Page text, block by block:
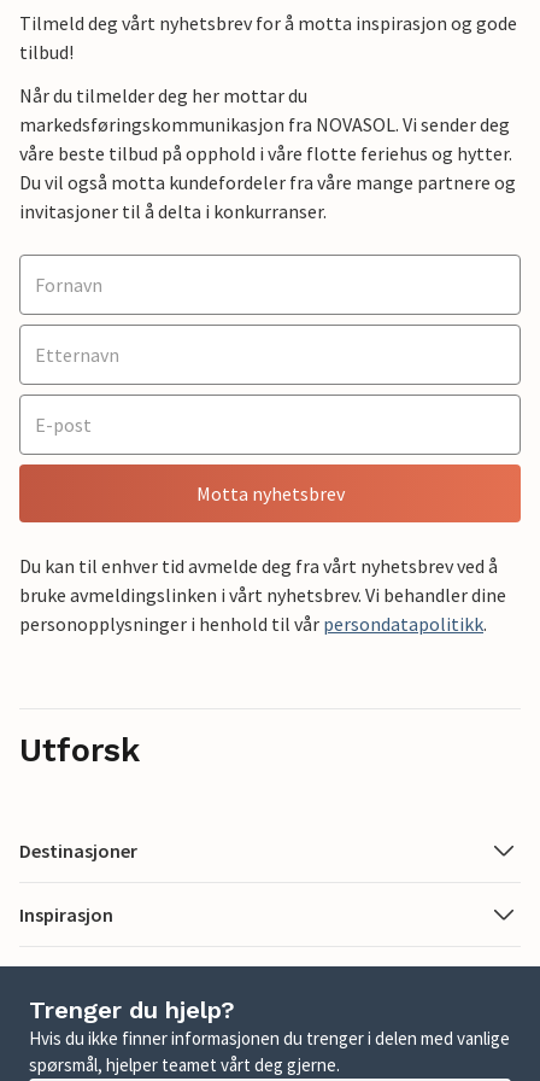
Tilmeld deg vårt nyhetsbrev for å motta inspirasjon og gode
tilbud!
Når du tilmelder deg her mottar du
markedsføringskommunikasjon fra NOVASOL. Vi sender deg
våre beste tilbud på opphold i våre flotte feriehus og hytter.
Du vil også motta kundefordeler fra våre mange partnere og
invitasjoner til å delta i konkurranser.
Motta nyhetsbrev
Du kan til enhver tid avmelde deg fra vårt nyhetsbrev ved å
bruke avmeldingslinken i vårt nyhetsbrev. Vi behandler dine
personopplysninger i henhold til vår persondatapolitikk.
Utforsk
Destinasjoner
Inspirasjon
Trenger du hjelp?
Hvis du ikke finner informasjonen du trenger i delen med vanlige
spørsmål, hjelper teamet vårt deg gjerne.